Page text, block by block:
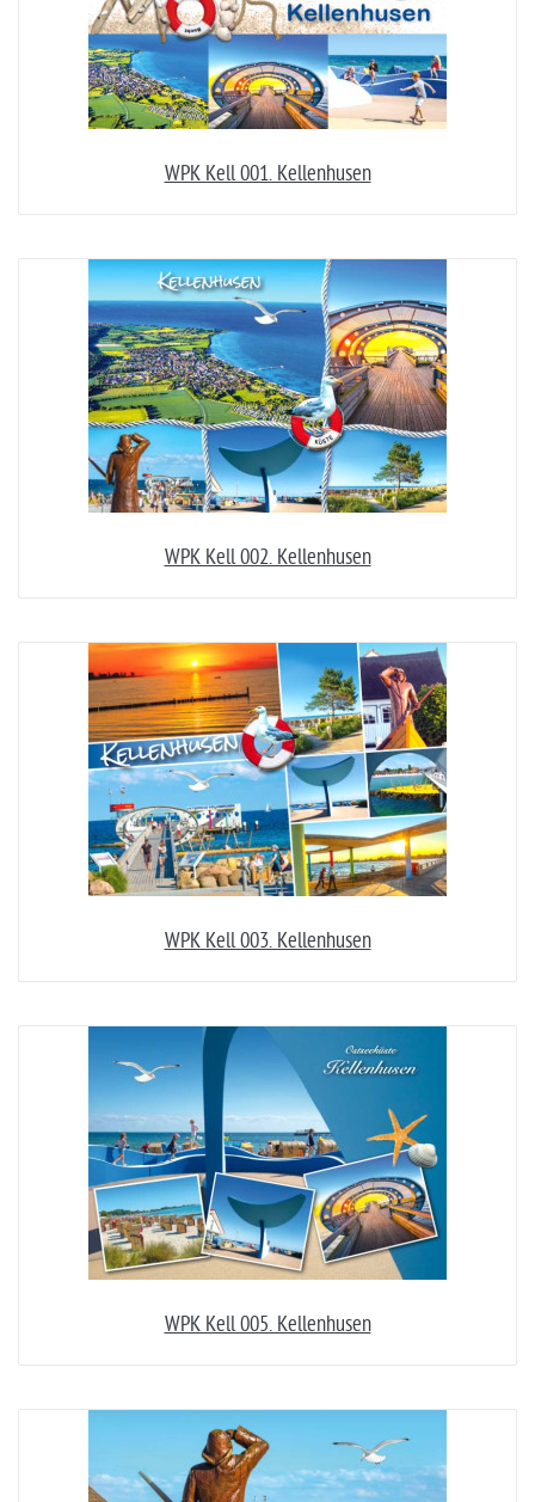
WPK Kell 001. Kellenhusen
WPK Kell 002. Kellenhusen
WPK Kell 003. Kellenhusen
WPK Kell 005. Kellenhusen